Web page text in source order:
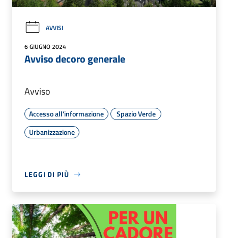
AVVISI
6 GIUGNO 2024
Avviso decoro generale
Avviso
Accesso all'informazione
Spazio Verde
Urbanizzazione
LEGGI DI PIÙ